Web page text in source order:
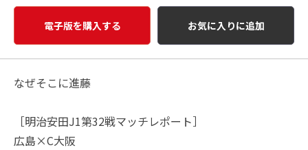
電子版を購入する お気に入りに追加
なぜそこに進藤
［明治安田J1第32戦マッチレポート］
広島×C大阪